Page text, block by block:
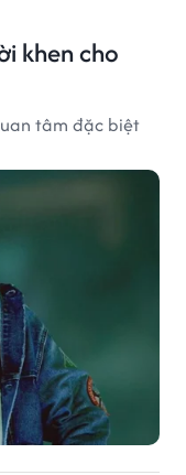
khen cho
tâm đặc biệt